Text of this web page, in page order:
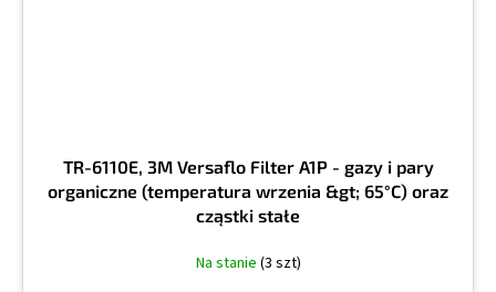
TR-6110E, 3M Versaflo Filter A1P - gazy i pary
organiczne (temperatura wrzenia &gt; 65°C) oraz
cząstki stałe
Na stanie (3 szt)